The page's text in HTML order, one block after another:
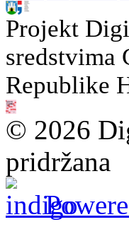
Projekt
sredstvima
Republike
© 2026
pridržana